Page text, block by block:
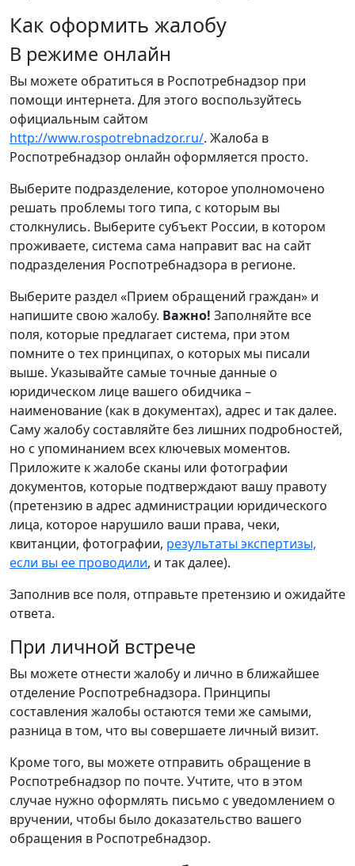
Как оформить жалобу
В режиме онлайн
Вы можете обратиться в Роспотребнадзор при
помощи интернета. Для этого воспользуйтесь
официальным сайтом
http://www.rospotrebnadzor.ru/. Жалоба в
Роспотребнадзор онлайн оформляется просто.
Выберите подразделение, которое уполномочено
решать проблемы того типа, с которым вы
столкнулись. Выберите субъект России, в котором
проживаете, система сама направит вас на сайт
подразделения Роспотребнадзора в регионе.
Выберите раздел «Прием обращений граждан» и
напишите свою жалобу. Важно! Заполняйте все
поля, которые предлагает система, при этом
помните о тех принципах, о которых мы писали
выше. Указывайте самые точные данные о
юридическом лице вашего обидчика –
наименование (как в документах), адрес и так далее.
Саму жалобу составляйте без лишних подробностей,
но с упоминанием всех ключевых моментов.
Приложите к жалобе сканы или фотографии
документов, которые подтверждают вашу правоту
(претензию в адрес администрации юридического
лица, которое нарушило ваши права, чеки,
квитанции, фотографии, результаты экспертизы,
если вы ее проводили, и так далее).
Заполнив все поля, отправьте претензию и ожидайте
ответа.
При личной встрече
Вы можете отнести жалобу и лично в ближайшее
отделение Роспотребнадзора. Принципы
составления жалобы остаются теми же самыми,
разница в том, что вы совершаете личный визит.
Кроме того, вы можете отправить обращение в
Роспотребнадзор по почте. Учтите, что в этом
случае нужно оформлять письмо с уведомлением о
вручении, чтобы было доказательство вашего
обращения в Роспотребнадзор.